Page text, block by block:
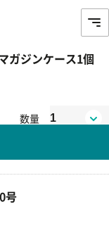
ガジンケース1個
数量
号